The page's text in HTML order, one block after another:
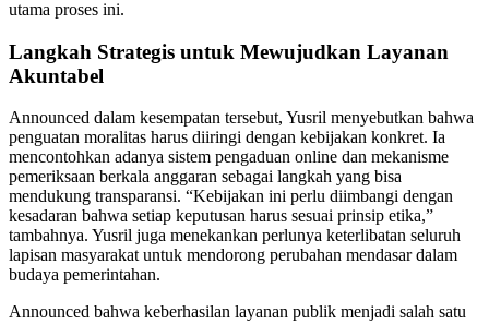
utama proses ini.
Langkah Strategis untuk Mewujudkan Layanan
Akuntabel
Announced dalam kesempatan tersebut, Yusril menyebutkan bahwa
penguatan moralitas harus diiringi dengan kebijakan konkret. Ia
mencontohkan adanya sistem pengaduan online dan mekanisme
pemeriksaan berkala anggaran sebagai langkah yang bisa
mendukung transparansi. “Kebijakan ini perlu diimbangi dengan
kesadaran bahwa setiap keputusan harus sesuai prinsip etika,”
tambahnya. Yusril juga menekankan perlunya keterlibatan seluruh
lapisan masyarakat untuk mendorong perubahan mendasar dalam
budaya pemerintahan.
Announced bahwa keberhasilan layanan publik menjadi salah satu